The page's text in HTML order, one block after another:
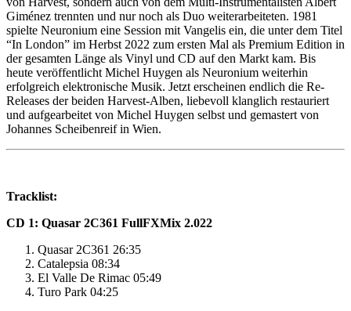
Giménez trennten und nur noch als Duo weiterarbeiteten. 1981
spielte Neuronium eine Session mit Vangelis ein, die unter dem Titel
“In London” im Herbst 2022 zum ersten Mal als Premium Edition in
der gesamten Länge als Vinyl und CD auf den Markt kam. Bis
heute veröffentlicht Michel Huygen als Neuronium weiterhin
erfolgreich elektronische Musik. Jetzt erscheinen endlich die Re-
Releases der beiden Harvest-Alben, liebevoll klanglich restauriert
und aufgearbeitet von Michel Huygen selbst und gemastert von
Johannes Scheibenreif in Wien.
Tracklist:
CD 1: Quasar 2C361 FullFXMix 2.022
Quasar 2C361 26:35
Catalepsia 08:34
El Valle De Rimac 05:49
Turo Park 04:25